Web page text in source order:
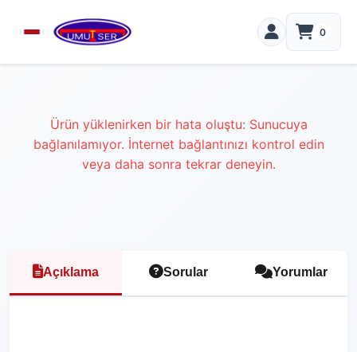
0
Ürün yüklenirken bir hata oluştu: Sunucuya
bağlanılamıyor. İnternet bağlantınızı kontrol edin
veya daha sonra tekrar deneyin.
Açıklama Sorular Yorumlar